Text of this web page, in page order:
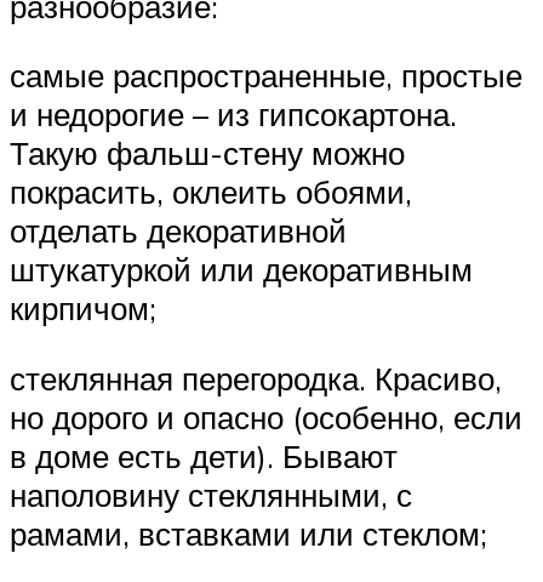
самые распространенные, простые
и недорогие – из гипсокартона.
Такую фальш-стену можно
покрасить, оклеить обоями,
отделать декоративной
штукатуркой или декоративным
кирпичом;
стеклянная перегородка. Красиво,
но дорого и опасно (особенно, если
в доме есть дети). Бывают
наполовину стеклянными, с
рамами, вставками или стеклом;